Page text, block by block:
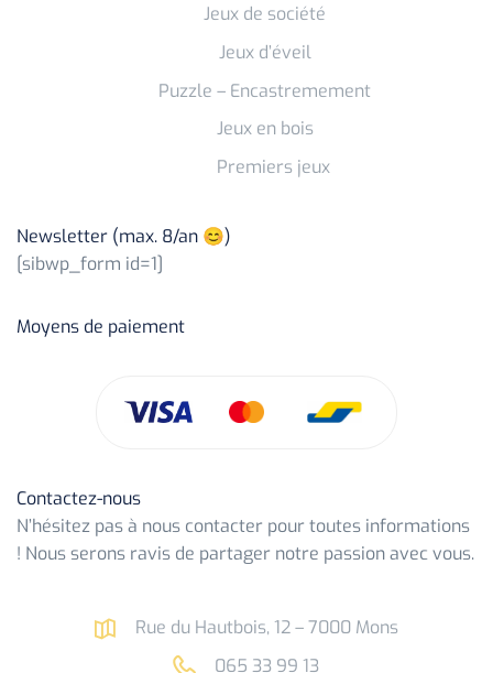
Jeux de société
Jeux d’éveil
Puzzle – Encastremement
Jeux en bois
Premiers jeux
Newsletter (max. 8/an 😊)
[sibwp_form id=1]
Moyens de paiement
Contactez-nous
N’hésitez pas à nous contacter pour toutes informations
! Nous serons ravis de partager notre passion avec vous.
Rue du Hautbois, 12 – 7000 Mons
065 33 99 13